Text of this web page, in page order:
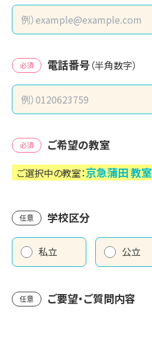
必須 電話番号 （半角数字）
必須 ご希望の教室
ご選択中の教室：京急蒲田教室
任意 学校区分
私立 公立
任意 ご要望・ご質問内容